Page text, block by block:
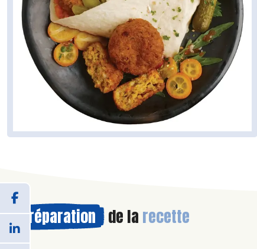
Préparation de la recette